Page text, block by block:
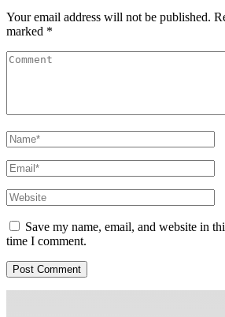
Your email address will not be published.
marked *
Save my name, email, and website in
time I comment.